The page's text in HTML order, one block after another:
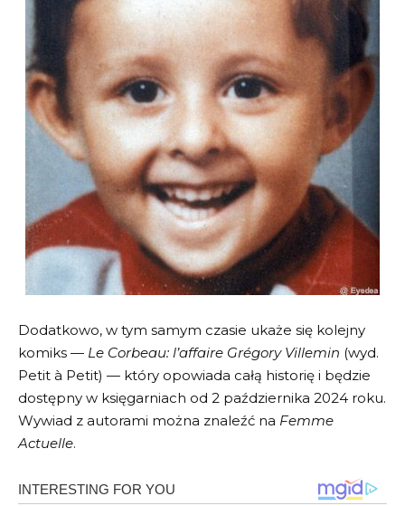
Dodatkowo, w tym samym czasie ukaże się kolejny
komiks — Le Corbeau: l’affaire Grégory Villemin (wyd.
Petit à Petit) — który opowiada całą historię i będzie
dostępny w księgarniach od 2 października 2024 roku.
Wywiad z autorami można znaleźć na Femme
Actuelle.